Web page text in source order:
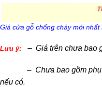
Giá cửa gỗ chống cháy mới nhất
Lưu ý: – Giá trên chưa bao
– Chưa bao gồm phụ
nếu có.